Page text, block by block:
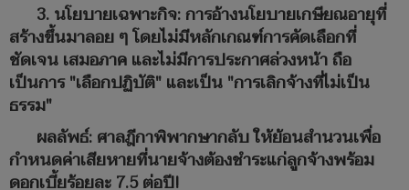
3. นโยบายเฉพาะกิจ: การอ้างนโยบายเกษียณอายุที่
สร้างขึ้นมาลอย ๆ โดยไม่มีหลักเกณฑ์การคัดเลือกที่
ชัดเจน เสมอภาค และไม่มีการประกาศล่วงหน้า ถือ
เป็นการ "เลือกปฏิบัติ" และเป็น "การเลิกจ้างที่ไม่เป็น
ธรรม"
ผลลัพธ์: ศาลฎีกาพิพากษากลับ ให้ย้อนสำนวนเพื่อ
กำหนดค่าเสียหายที่นายจ้างต้องชำระแก่ลูกจ้างพร้อม
ดอกเบี้ยร้อยละ 7.5 ต่อปี!